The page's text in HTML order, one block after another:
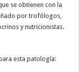
se obtienen con la
por trofólogos,
y nutricionistas.
esta patología: